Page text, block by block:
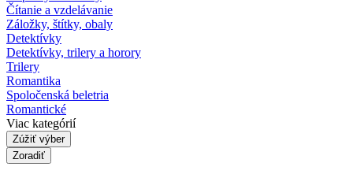
Čítanie a vzdelávanie
Záložky, štítky, obaly
Detektívky
Detektívky, trilery a horory
Trilery
Romantika
Spoločenská beletria
Romantické
Viac kategórií
Zúžiť výber
Zoradiť